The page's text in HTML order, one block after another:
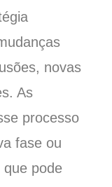
novas
As
processo
fase ou
que pode